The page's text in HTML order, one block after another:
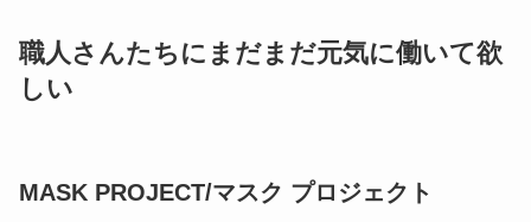
職人さんたちにまだまだ元気に働いて欲
しい
MASK PROJECT/マスク プロジェクト